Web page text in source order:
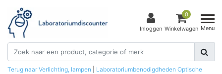
Inloggen
0
Winkelwagen Menu
Terug naar Verlichting, lampen Laboratoriumbenodigdheden Optische